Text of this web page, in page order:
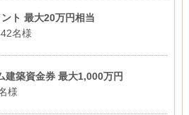
ト 最大20万円相当
名様
建築資金券 最大1,000万円
様